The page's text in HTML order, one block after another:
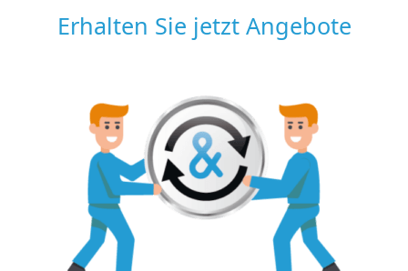
Erhalten Sie jetzt Angebote